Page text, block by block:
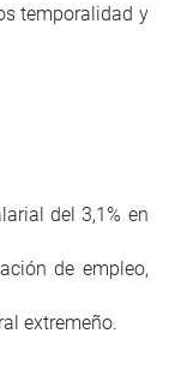
temporalidad y
del 3,1% en
de empleo,
extremeño.